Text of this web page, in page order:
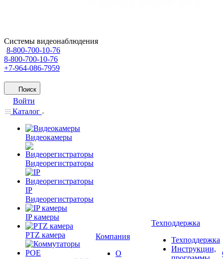
Системы видеонаблюдения
8-800-700-10-76
8-800-700-10-76
+7-964-086-7959
Поиск
Войти
Каталог
Видеокамеры
Видеорегистраторы
IP
Видеорегистраторы
IP камеры
PTZ камера
Компания
О
Техподдержка
Техподдержка
Инструкции,